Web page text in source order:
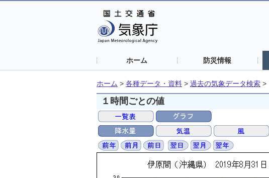
ホーム 防災情報
ホーム > 各種データ・資料 > 過去の気象データ検索 >
１時間ごとの値